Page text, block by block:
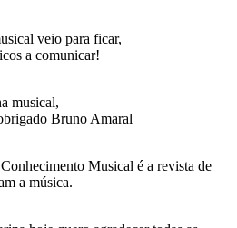
veio para ficar,
a comunicar!
musical,
Bruno Amaral
Musical é a revista de
a música.